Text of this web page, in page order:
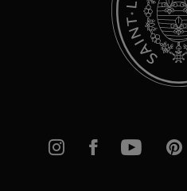
Instagram
FacebookYouTube